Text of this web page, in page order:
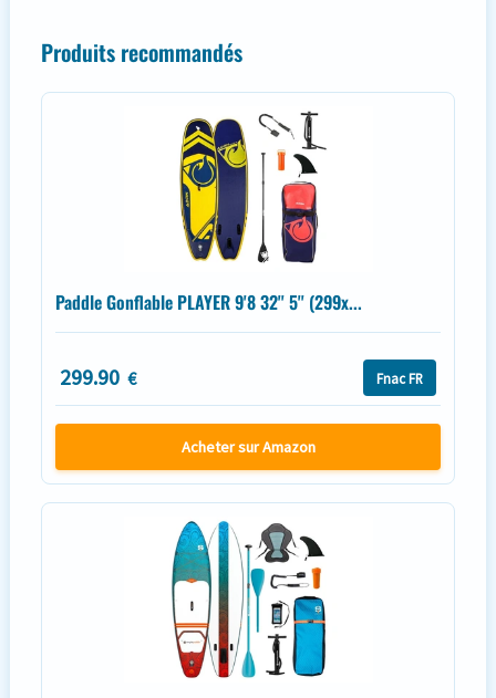
Produits recommandés
Paddle Gonflable PLAYER 9'8 32'' 5'' (299x...
299.90 € Fnac FR
Acheter sur Amazon